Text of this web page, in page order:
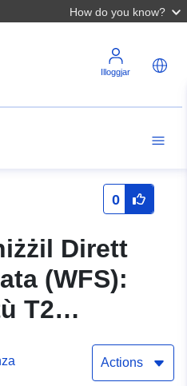
How do you know?
Illoggjar
0
Dirett
(WFS):
T2
għall-
Actions